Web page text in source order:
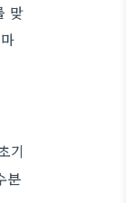
맞
기
분